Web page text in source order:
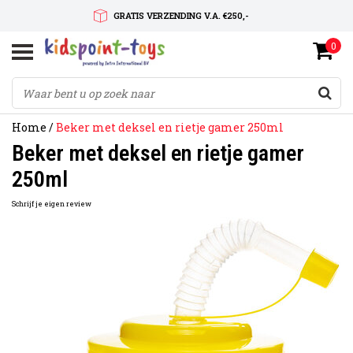
GRATIS VERZENDING V.A. €250,-
SNELLE LEVERTIJD
SERVICE OP MAAT
0
Home /Beker met deksel en rietje gamer 250ml
Beker met deksel en rietje gamer
250ml
Schrijf je eigen review